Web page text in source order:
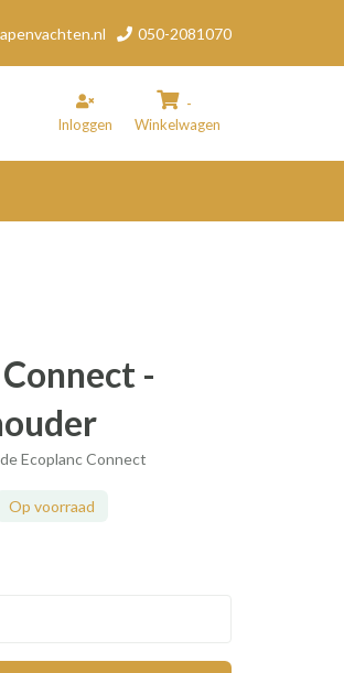
050-2081070
Inloggen
-
Winkelwagen
producten.
-
Ecoplanc Connect
Op voorraad